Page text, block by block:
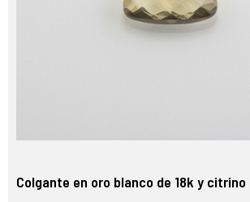
Colgante en oro blanco de 18k y citrino